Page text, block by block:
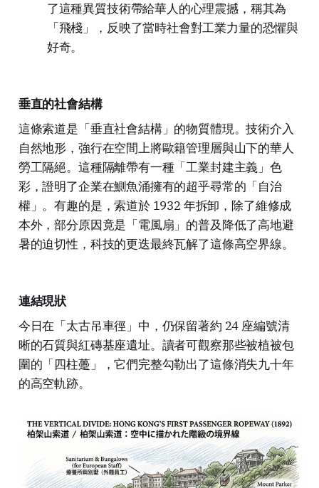
了這種異質技術帶給華人的心理震撼，稱其為
「飛棧」，反映了當時社會對工業力量的恐懼與
好奇。
垂直的社會結構
這條索道是「垂直社會結構」的物質體現。技術介入
自然地形，強行在空間上將歐籍管理層與山下的華人
勞工隔絕。這種隔離帶有一種「工業封建主義」色
彩，證明了企業在鰂魚涌擁有的超乎尋常的「自治
權」。有趣的是，索道於 1932 年拆卸，除了維修成
本外，部分原因竟是「電風扇」的普及降低了高地避
暑的迫切性，科技的更迭最終瓦解了這條高空界線。
連結現狀
今日在「太古吊車徑」中，仍保留著約 24 座編號清
晰的石質與紅磚基座遺址。讀者可觀察那些被植被包
圍的「四柱躉」，它們完整勾勒出了這條消失九十年
的高空軌跡。